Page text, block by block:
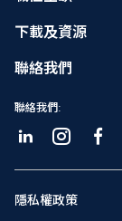
下載及資源
聯絡我們
聯絡我們:
隱私權政策